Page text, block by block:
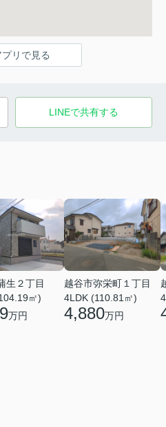
リで見る
LINEで共有する
生２丁目
㎡)
万円
越谷市弥栄町１丁目
4LDK (110.81㎡)
4,880万円